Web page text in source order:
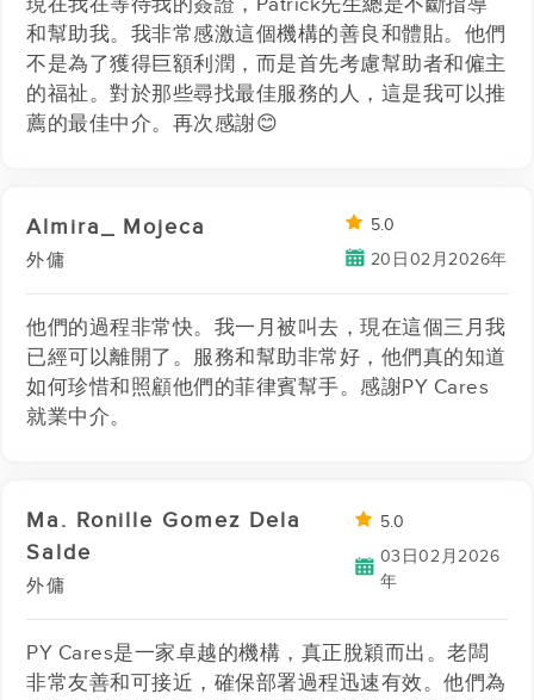
現在我在等待我的簽證，Patrick先生總是不斷指導
和幫助我。我非常感激這個機構的善良和體貼。他們
不是為了獲得巨額利潤，而是首先考慮幫助者和僱主
的福祉。對於那些尋找最佳服務的人，這是我可以推
薦的最佳中介。再次感謝😊
Almira_ Mojeca
外傭
5.0
20日02月2026年
他們的過程非常快。我一月被叫去，現在這個三月我
已經可以離開了。服務和幫助非常好，他們真的知道
如何珍惜和照顧他們的菲律賓幫手。感謝PY Cares
就業中介。
Ma. Ronille Gomez Dela
Salde
外傭
5.0
03日02月2026
年
PY Cares是一家卓越的機構，真正脫穎而出。老闆
非常友善和可接近，確保部署過程迅速有效。他們為